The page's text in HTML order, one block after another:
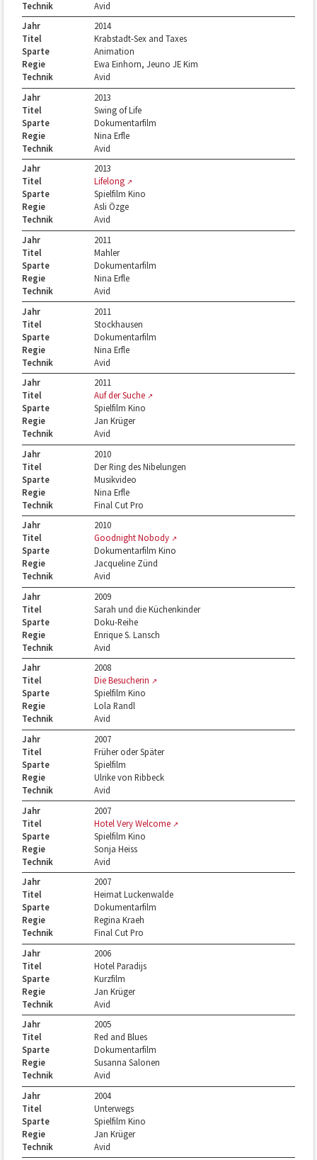
Technik
Avid
Jahr
2014
Titel
Krabstadt-Sex and Taxes
Sparte
Animation
Regie
Ewa Einhorn, Jeuno JE Kim
Technik
Avid
Jahr
2013
Titel
Swing of Life
Sparte
Dokumentarfilm
Regie
Nina Erfle
Technik
Avid
Jahr
2013
Titel
Lifelong
Sparte
Spielfilm Kino
Regie
Asli Özge
Technik
Avid
Jahr
2011
Titel
Mahler
Sparte
Dokumentarfilm
Regie
Nina Erfle
Technik
Avid
Jahr
2011
Titel
Stockhausen
Sparte
Dokumentarfilm
Regie
Nina Erfle
Technik
Avid
Jahr
2011
Titel
Auf der Suche
Sparte
Spielfilm Kino
Regie
Jan Krüger
Technik
Avid
Jahr
2010
Titel
Der Ring des Nibelungen
Sparte
Musikvideo
Regie
Nina Erfle
Technik
Final Cut Pro
Jahr
2010
Titel
Goodnight Nobody
Sparte
Dokumentarfilm Kino
Regie
Jacqueline Zünd
Technik
Avid
Jahr
2009
Titel
Sarah und die Küchenkinder
Sparte
Doku-Reihe
Regie
Enrique S. Lansch
Technik
Avid
Jahr
2008
Titel
Die Besucherin
Sparte
Spielfilm Kino
Regie
Lola Randl
Technik
Avid
Jahr
2007
Titel
Früher oder Später
Sparte
Spielfilm
Regie
Ulrike von Ribbeck
Technik
Avid
Jahr
2007
Titel
Hotel Very Welcome
Sparte
Spielfilm Kino
Regie
Sonja Heiss
Technik
Avid
Jahr
2007
Titel
Heimat Luckenwalde
Sparte
Dokumentarfilm
Regie
Regina Kraeh
Technik
Final Cut Pro
Jahr
2006
Titel
Hotel Paradijs
Sparte
Kurzfilm
Regie
Jan Krüger
Technik
Avid
Jahr
2005
Titel
Red and Blues
Sparte
Dokumentarfilm
Regie
Susanna Salonen
Technik
Avid
Jahr
2004
Titel
Unterwegs
Sparte
Spielfilm Kino
Regie
Jan Krüger
Technik
Avid